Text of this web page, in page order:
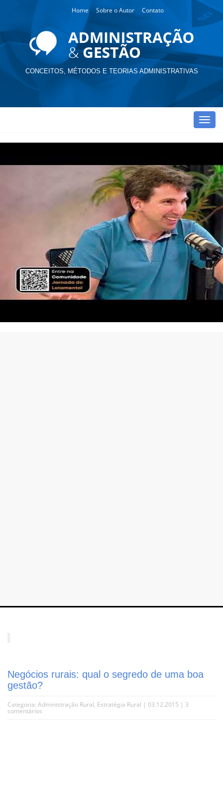
Home Sobre o Autor Contato
CONCEITOS, MÉTODOS E TEORIAS ADMINISTRATIVAS
Negócios rurais: qual o segredo de uma boa
gestão?
Categoria: Administração Rural, Estratégia Rural | 03.12.2015 | 3
comentários